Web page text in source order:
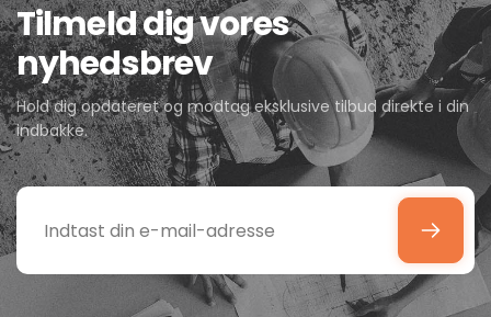
Tilmeld dig vores
nyhedsbrev
Hold dig opdateret og modtag eksklusive tilbud direkte i din
indbakke.
Indtast